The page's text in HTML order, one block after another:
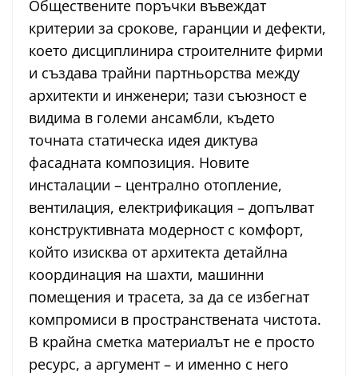
Обществените поръчки въвеждат
критерии за срокове, гаранции и дефекти,
което дисциплинира строителните фирми
и създава трайни партньорства между
архитекти и инженери; тази съюзност е
видима в големи ансамбли, където
точната статическа идея диктува
фасадната композиция. Новите
инсталации – централно отопление,
вентилация, електрификация – допълват
конструктивната модерност с комфорт,
който изисква от архитекта детайлна
координация на шахти, машинни
помещения и трасета, за да се избегнат
компромиси в пространствената чистота.
В крайна сметка материалът не е просто
ресурс, а аргумент – и именно с него